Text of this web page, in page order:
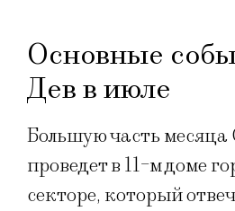
Основные
Дев в июле
Большую часть месяца
проведет в 11-м доме
секторе, который